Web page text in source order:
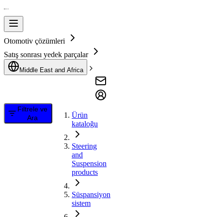
Otomotiv çözümleri
Satış sonrası yedek parçalar
Middle East and Africa
Filtrele ve
Ara
Ürün
kataloğu
Steering
and
Suspension
products
Süspansiyon
sistem